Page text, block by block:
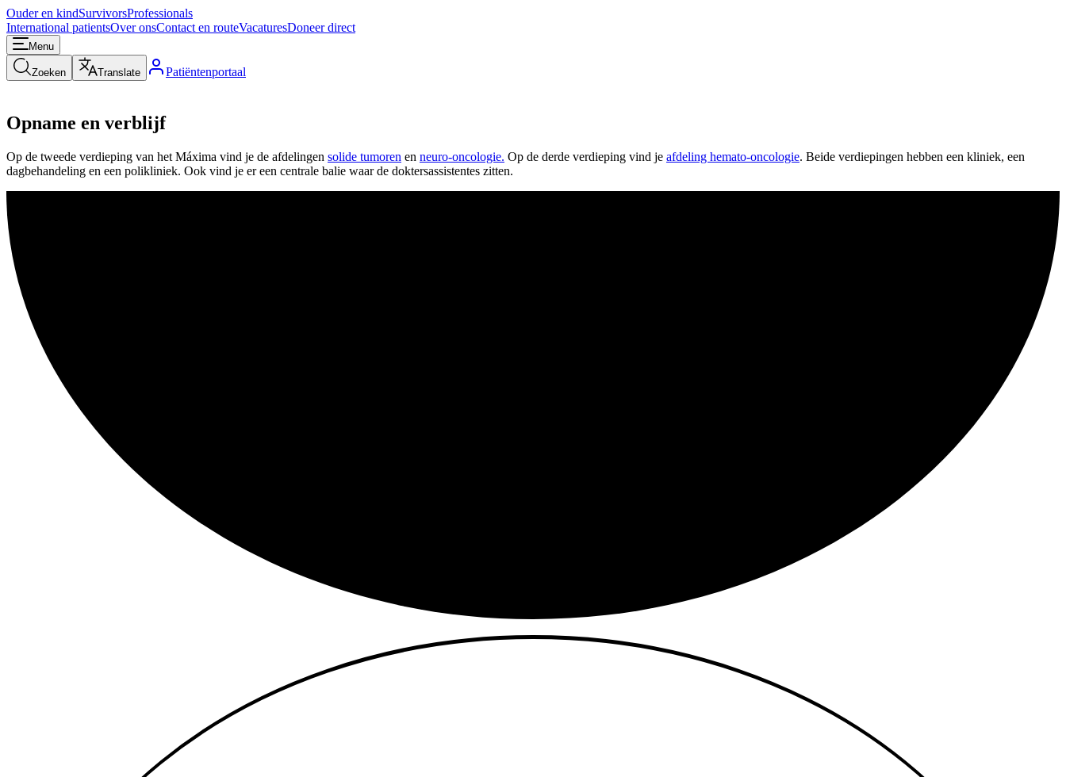
Ouder en kindSurvivorsProfessionals
International patientsOver onsContact en routeVacaturesDoneer direct
Menu
Zoeken Translate Patiëntenportaal
Opname en verblijf
Op de tweede verdieping van het Máxima vind je de afdelingen solide tumoren en neuro-oncologie. Op de derde verdieping vind je afdeling hemato-oncologie. Beide verdiepingen hebben een kliniek, een
dagbehandeling en een polikliniek. Ook vind je er een centrale balie waar de doktersassistentes zitten.